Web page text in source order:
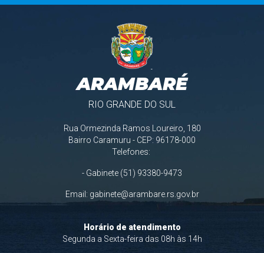
ARAMBARÉ
RIO GRANDE DO SUL
Rua Ormezinda Ramos Loureiro, 180
Bairro Caramuru - CEP: 96178-000
Telefones:
- Gabinete (51) 93380-9473
Email: gabinete@arambare.rs.gov.br
Horário de atendimento
Segunda a Sexta-feira das 08h às 14h